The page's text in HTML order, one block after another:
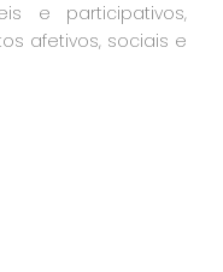
e participativos,
afetivos, sociais e